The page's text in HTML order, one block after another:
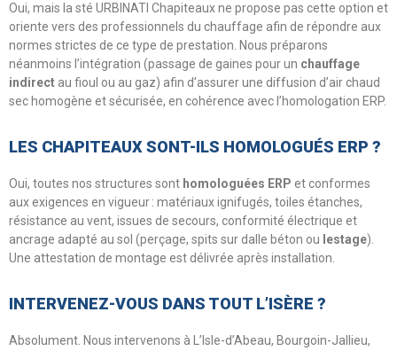
Oui, mais la sté URBINATI Chapiteaux ne propose pas cette option et
oriente vers des professionnels du chauffage afin de répondre aux
normes strictes de ce type de prestation. Nous préparons
néanmoins l’intégration (passage de gaines pour un chauffage
indirect au fioul ou au gaz) afin d’assurer une diffusion d’air chaud
sec homogène et sécurisée, en cohérence avec l’homologation ERP.
LES CHAPITEAUX SONT-ILS HOMOLOGUÉS ERP ?
Oui, toutes nos structures sont homologuées ERP et conformes
aux exigences en vigueur : matériaux ignifugés, toiles étanches,
résistance au vent, issues de secours, conformité électrique et
ancrage adapté au sol (perçage, spits sur dalle béton ou lestage).
Une attestation de montage est délivrée après installation.
INTERVENEZ-VOUS DANS TOUT L’ISÈRE ?
Absolument. Nous intervenons à L’Isle-d’Abeau, Bourgoin-Jallieu,